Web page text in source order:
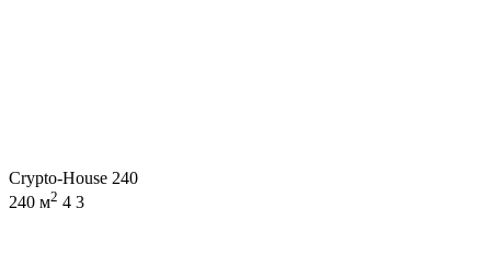
Crypto-House 240
240 м2 4 3